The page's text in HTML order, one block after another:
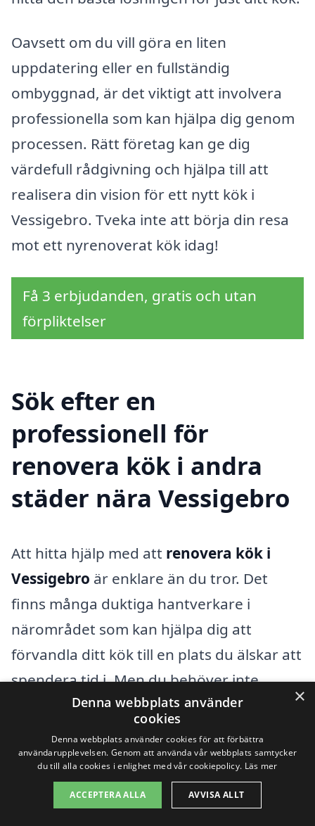
Oavsett om du vill göra en liten
uppdatering eller en fullständig
ombyggnad, är det viktigt att involvera
professionella som kan hjälpa dig genom
processen. Rätt företag kan ge dig
värdefull rådgivning och hjälpa till att
realisera din vision för ett nytt kök i
Vessigebro. Tveka inte att börja din resa
mot ett nyrenoverat kök idag!
Få 3 erbjudanden, gratis och utan
förpliktelser
Sök efter en
professionell för
renovera kök i andra
städer nära Vessigebro
Att hitta hjälp med att renovera kök i
Vessigebro är enklare än du tror. Det
finns många duktiga hantverkare i
närområdet som kan hjälpa dig att
förvandla ditt kök till en plats du älskar att
spendera tid i. Men du behöver inte
begränsa din sökning till just Vessigebro.
Det finns flera närliggande städer med
kompetenta företag som erbjuder
köksrenoveringstjänster. Här är några av
×
Denna webbplats använder
cookies
Denna webbplats använder cookies för att förbättra
användarupplevelsen. Genom att använda vår webbplats samtycker
du till alla cookies i enlighet med vår cookiepolicy. Läs mer
ACCEPTERA ALLA AVVISA ALLT